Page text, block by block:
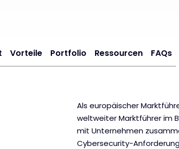
Vorteile Portfolio Ressourcen FAQs
Als europäischer
weltweiter Marktführer im
mit Unternehmen
Cybersecurity-